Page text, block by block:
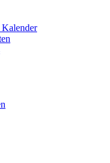
Kalender